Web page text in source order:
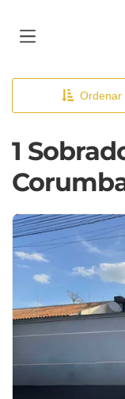
Ordenar
1